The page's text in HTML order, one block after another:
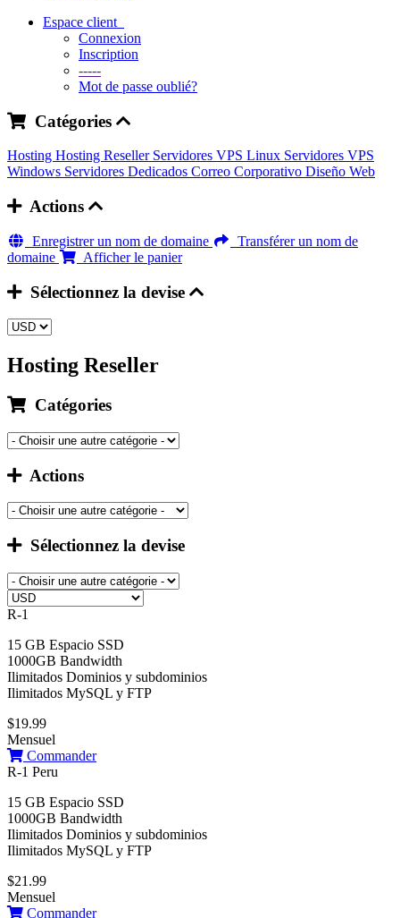
Espace client
Connexion
Inscription
-----
Mot de passe oublié?
Catégories
Hosting Hosting Reseller Servidores VPS Linux Servidores VPS
Windows Servidores Dedicados Correo Corporativo Diseño Web
Actions
Enregistrer un nom de domaine
Transférer un nom de
domaine
Afficher le panier
Sélectionnez la devise
Hosting Reseller
Catégories
Actions
Sélectionnez la devise
R-1
15 GB Espacio SSD
1000GB Bandwidth
Ilimitados Dominios y subdominios
Ilimitados MySQL y FTP
$19.99
Mensuel
Commander
R-1 Peru
15 GB Espacio SSD
1000GB Bandwidth
Ilimitados Dominios y subdominios
Ilimitados MySQL y FTP
$21.99
Mensuel
Commander